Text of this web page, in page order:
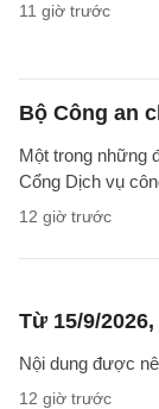
11 giờ trước
Bộ Công an
Một trong những
Cổng Dịch vụ
12 giờ trước
Từ 15/9/
Nội dung được
12 giờ trước